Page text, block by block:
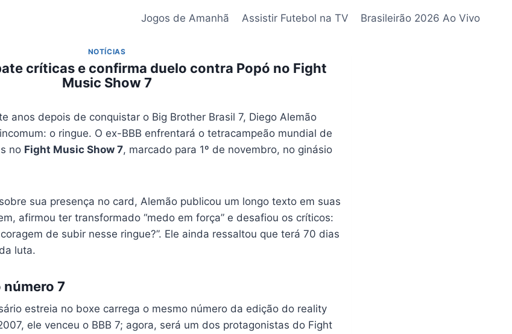
Jogos de Amanhã Assistir Futebol na TV Brasileirão 2026 Ao Vivo
NOTÍCIAS
críticas e confirma duelo contra Popó no Fight
Music Show 7
anos depois de conquistar o Big Brother Brasil 7, Diego Alemão
o ringue. O ex-BBB enfrentará o tetracampeão mundial de
no Fight Music Show 7, marcado para 1º de novembro, no ginásio
sua presença no card, Alemão publicou um longo texto em suas
afirmou ter transformado “medo em força” e desafiou os críticos:
de subir nesse ringue?”. Ele ainda ressaltou que terá 70 dias
luta.
7
estreia no boxe carrega o mesmo número da edição do reality
ele venceu o BBB 7; agora, será um dos protagonistas do Fight